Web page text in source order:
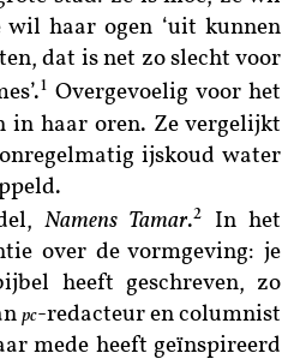
haar ogen ‘uit kunnen
dat is net zo slecht voor
1 Overgevoelig voor het
in haar oren. Ze vergelijkt
ijskoud water
Namens Tamar.2
In het
over de vormgeving: je
heeft geschreven, zo
pc-redacteur en columnist
mede heeft geïnspireerd